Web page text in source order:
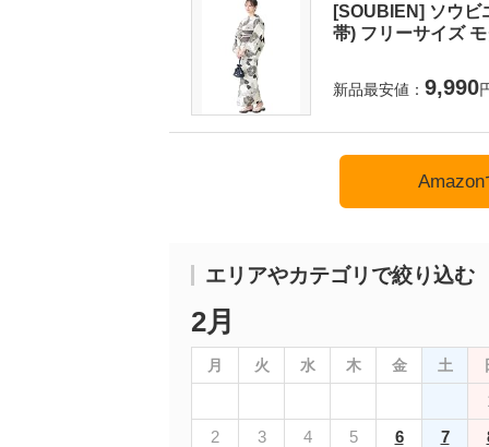
[SOUBIEN] ソウビ
帯) フリーサイズ
新品最安値： 9,990
エリアやカテゴリで絞り込む
2月
月 火 水 木 金 土
2
3 4 5 6 7